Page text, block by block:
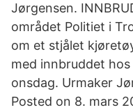
Jørgensen.
området Politiet i
om et stjålet
med innbruddet
onsdag. Urmaker
Posted on 8. mars